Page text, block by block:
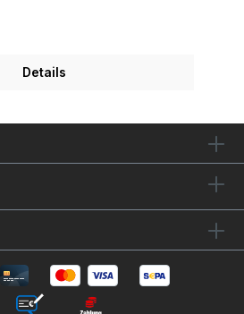
künstlerischen Wirkens schuf
seiner Zeit
heute für Macke typische Stil ist
Die Gemälde, deren
auch von Auslandsreisen wie
Nordafrika geprägt sind,
Sie oben Ihre
bestellen sich August
Landhauses in St. Germain
in einer ganz
Formate bekommen einen
Die Kanten des
und um unsere
Details